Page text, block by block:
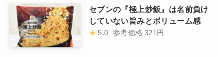
セブンの『極上炒飯』は名前負け
していない旨みとボリューム感
★ 5.0 参考価格 321円